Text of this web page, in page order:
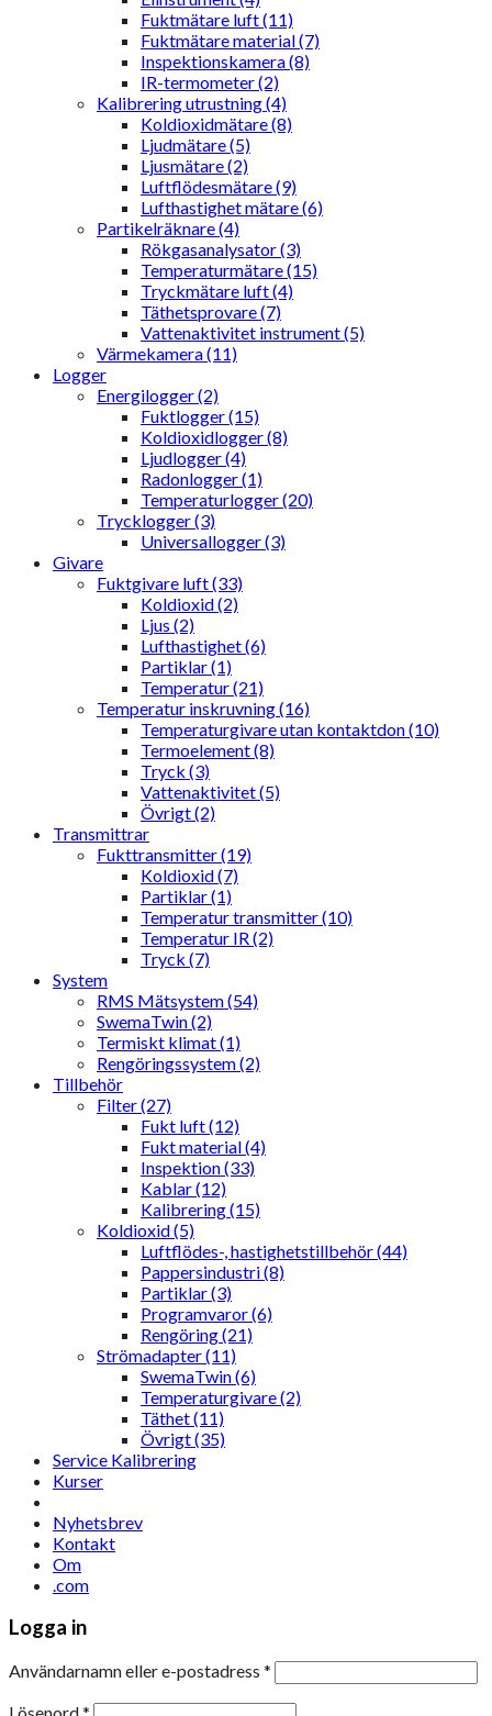
Fuktmätare luft (11)
Fuktmätare material (7)
Inspektionskamera (8)
IR-termometer (2)
Kalibrering utrustning (4)
Koldioxidmätare (8)
Ljudmätare (5)
Ljusmätare (2)
Luftflödesmätare (9)
Lufthastighet mätare (6)
Partikelräknare (4)
Rökgasanalysator (3)
Temperaturmätare (15)
Tryckmätare luft (4)
Täthetsprovare (7)
Vattenaktivitet instrument (5)
Värmekamera (11)
Logger
Energilogger (2)
Fuktlogger (15)
Koldioxidlogger (8)
Ljudlogger (4)
Radonlogger (1)
Temperaturlogger (20)
Trycklogger (3)
Universallogger (3)
Givare
Fuktgivare luft (33)
Koldioxid (2)
Ljus (2)
Lufthastighet (6)
Partiklar (1)
Temperatur (21)
Temperatur inskruvning (16)
Temperaturgivare utan kontaktdon (10)
Termoelement (8)
Tryck (3)
Vattenaktivitet (5)
Övrigt (2)
Transmittrar
Fukttransmitter (19)
Koldioxid (7)
Partiklar (1)
Temperatur transmitter (10)
Temperatur IR (2)
Tryck (7)
System
RMS Mätsystem (54)
SwemaTwin (2)
Termiskt klimat (1)
Rengöringssystem (2)
Tillbehör
Filter (27)
Fukt luft (12)
Fukt material (4)
Inspektion (33)
Kablar (12)
Kalibrering (15)
Koldioxid (5)
Luftflödes-, hastighetstillbehör (44)
Pappersindustri (8)
Partiklar (3)
Programvaror (6)
Rengöring (21)
Strömadapter (11)
SwemaTwin (6)
Temperaturgivare (2)
Täthet (11)
Övrigt (35)
Service Kalibrering
Kurser
Nyhetsbrev
Kontakt
Om
.com
Logga in
Användarnamn eller e-postadress *